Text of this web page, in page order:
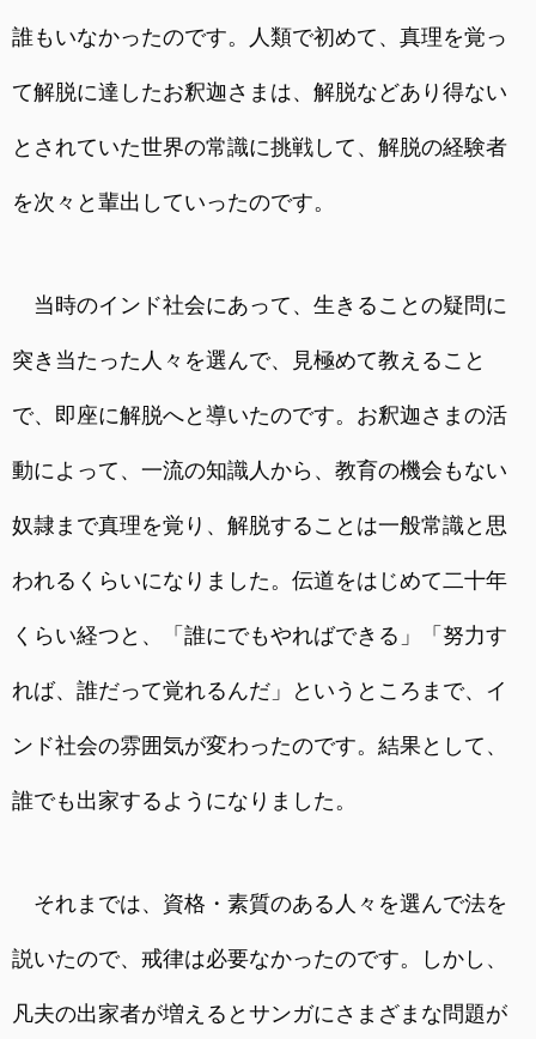
誰もいなかったのです。人類で初めて、真理を覚っ
て解脱に達したお釈迦さまは、解脱などあり得ない
とされていた世界の常識に挑戦して、解脱の経験者
を次々と輩出していったのです。
当時のインド社会にあって、生きることの疑問に
突き当たった人々を選んで、見極めて教えること
で、即座に解脱へと導いたのです。お釈迦さまの活
動によって、一流の知識人から、教育の機会もない
奴隷まで真理を覚り、解脱することは一般常識と思
われるくらいになりました。伝道をはじめて二十年
くらい経つと、「誰にでもやればできる」「努力す
れば、誰だって覚れるんだ」というところまで、イ
ンド社会の雰囲気が変わったのです。結果として、
誰でも出家するようになりました。
それまでは、資格・素質のある人々を選んで法を
説いたので、戒律は必要なかったのです。しかし、
凡夫の出家者が増えるとサンガにさまざまな問題が